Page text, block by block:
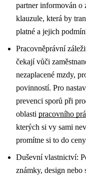
partner informován o
klauzule, která by
platné a jejich
Pracovněprávní
čekají vůči
nezaplacené mzdy,
povinností. Pro
prevenci sporů při
oblasti pracovního
kterých si vy sami
promítne si to do
Duševní vlastnictví:
známky, design nebo